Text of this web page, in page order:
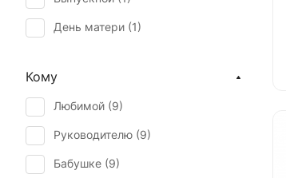
День матери (1)
Первое свидание (
Последний звонок (
Рождение ребенка (
Татьянин день (
Кому
Любимой (9)
Руководителю (9)
Бабушке (9)